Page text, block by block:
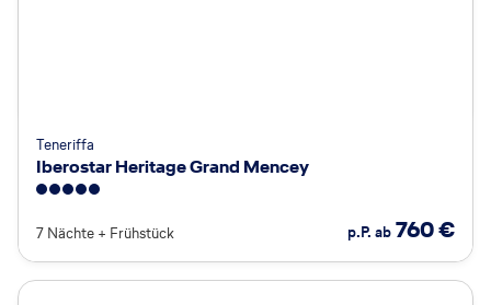
Teneriffa
Iberostar Heritage Grand Mencey
7 Nächte + Frühstück p.P. ab 760€